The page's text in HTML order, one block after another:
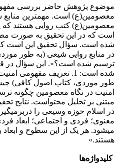
موضوع پژوهش حاضر بررسی
معصومین(ع) است. مهم‏ترین
معصومین(ع) کتب روایی هستند که
است که در این تحقیق به صورت
شده است. سؤال تحقیق این است
در منابع روایی شیعی (به طور
ترسیم شده است؟». این سؤال در
شده است: 1. تعریف مفهومی
امنیت در نگاه معصومین چگونه
مبتنی بر تحلیل محتواست. نتایج
در اسلام حوزه وسیعی را
معنوی؛ فردی و اجتماعی؛ ابعاد
می‏شود. هر یک از این سطوح و ابعاد
هستند.»
کلیدواژه‌ها